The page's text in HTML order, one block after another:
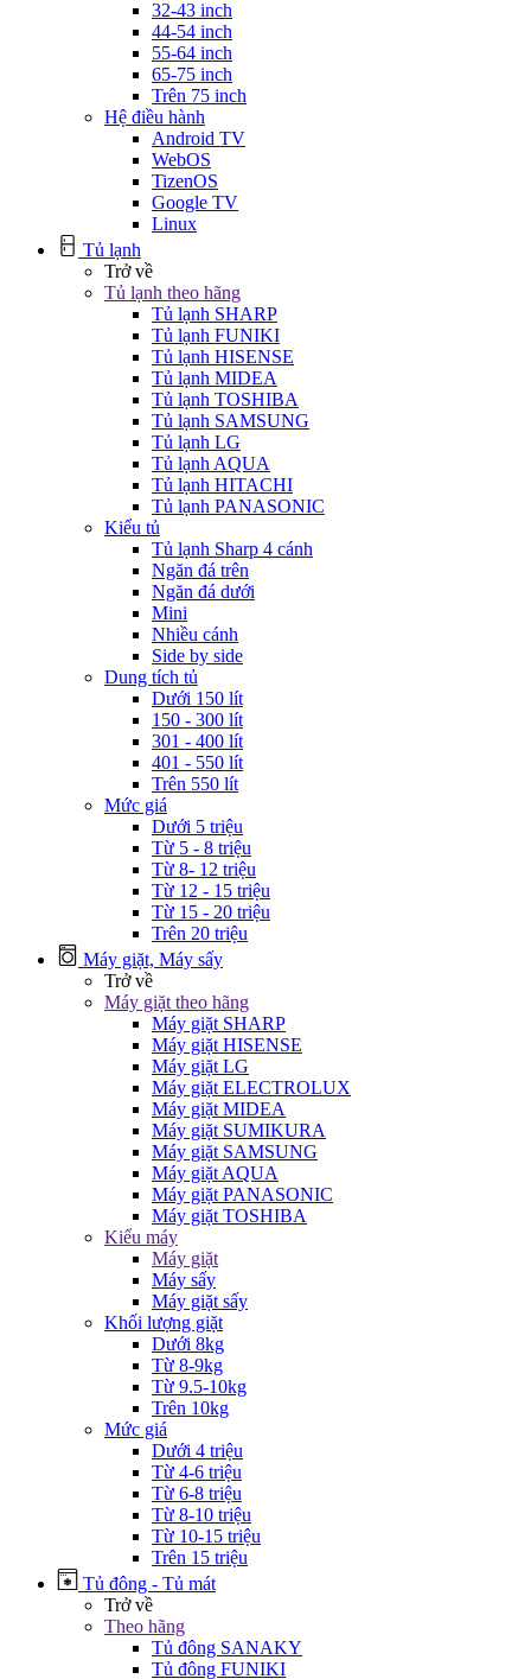
32-43 inch
44-54 inch
55-64 inch
65-75 inch
Trên 75 inch
Hệ điều hành
Android TV
WebOS
TizenOS
Google TV
Linux
Tủ lạnh
Trở về
Tủ lạnh theo hãng
Tủ lạnh SHARP
Tủ lạnh FUNIKI
Tủ lạnh HISENSE
Tủ lạnh MIDEA
Tủ lạnh TOSHIBA
Tủ lạnh SAMSUNG
Tủ lạnh LG
Tủ lạnh AQUA
Tủ lạnh HITACHI
Tủ lạnh PANASONIC
Kiểu tủ
Tủ lạnh Sharp 4 cánh
Ngăn đá trên
Ngăn đá dưới
Mini
Nhiều cánh
Side by side
Dung tích tủ
Dưới 150 lít
150 - 300 lít
301 - 400 lít
401 - 550 lít
Trên 550 lít
Mức giá
Dưới 5 triệu
Từ 5 - 8 triệu
Từ 8- 12 triệu
Từ 12 - 15 triệu
Từ 15 - 20 triệu
Trên 20 triệu
Máy giặt, Máy sấy
Trở về
Máy giặt theo hãng
Máy giặt SHARP
Máy giặt HISENSE
Máy giặt LG
Máy giặt ELECTROLUX
Máy giặt MIDEA
Máy giặt SUMIKURA
Máy giặt SAMSUNG
Máy giặt AQUA
Máy giặt PANASONIC
Máy giặt TOSHIBA
Kiểu máy
Máy giặt
Máy sấy
Máy giặt sấy
Khối lượng giặt
Dưới 8kg
Từ 8-9kg
Từ 9.5-10kg
Trên 10kg
Mức giá
Dưới 4 triệu
Từ 4-6 triệu
Từ 6-8 triệu
Từ 8-10 triệu
Từ 10-15 triệu
Trên 15 triệu
Tủ đông - Tủ mát
Trở về
Theo hãng
Tủ đông SANAKY
Tủ đông FUNIKI